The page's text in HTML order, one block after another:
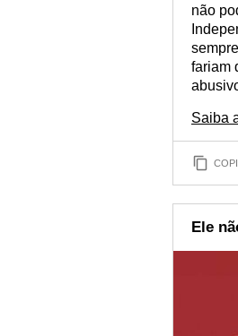
não
fariam
Saiba
Ele